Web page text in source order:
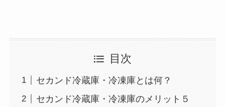
目次
セカンド冷蔵庫・冷凍庫とは何？
セカンド冷蔵庫・冷凍庫のメリット５